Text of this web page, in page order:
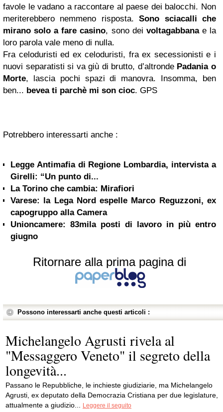
favole le vadano a raccontare al paese dei balocchi. Non
meriterebbero nemmeno risposta.Sono sciacalli che
mirano solo a fare casino, sono dei voltagabbana e la
loro parola vale meno di nulla.
Fra celoduristi ed ex celoduristi, fra ex secessionisti e i
nuovi separatisti si va giù di brutto, d’altronde Padania o
Morte, lascia pochi spazi di manovra. Insomma, ben
ben... bevea ti parchè mi son cioc. GPS
Potrebbero interessarti anche :
Legge Antimafia di Regione Lombardia, intervista a
Girelli: “Un punto di...
La Torino che cambia: Mirafiori
Varese: la Lega Nord espelle Marco Reguzzoni, ex
capogruppo alla Camera
Unioncamere: 83mila posti di lavoro in più entro
giugno
Ritornare alla prima pagina di
Possono interessarti anche questi articoli :
Michelangelo Agrusti rivela al
"Messaggero Veneto" il segreto della
longevità...
Passano le Repubbliche, le inchieste giudiziarie, ma Michelangelo
Agrusti, ex deputato della Democrazia Cristiana per due legislature,
attualmente a giudizio...
Leggere il seguito